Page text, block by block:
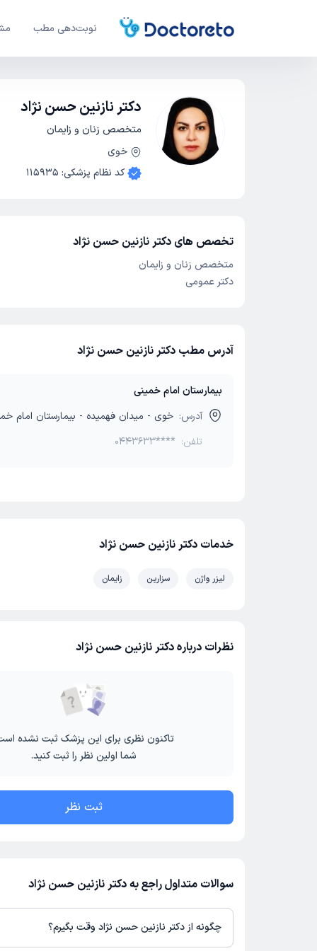
نوبت‌دهی مطب
دکتر نازنین حسن نژاد
متخصص زنان و زایمان
خوی
کد نظام پزشکی:
115935
تخصص های دکتر نازنین حسن نژاد
متخصص زنان و زایمان
دکتر عمومی
آدرس مطب دکتر نازنین حسن نژاد
بیمارستان امام خمینی
آدرس: خوی - میدان فهمیده - بیمارستان امام
تلفن: 0443633****
خدمات دکتر نازنین حسن نژاد
لیزر واژن سزارین زایمان
نظرات درباره دکتر نازنین حسن نژاد
تاکنون نظری برای این پزشک ثبت نشده
شما اولین نظر را ثبت کنید.
ثبت نظر
سوالات متداول راجع به دکتر نازنین حسن نژاد
چگونه از دکتر نازنین حسن نژاد وقت بگیرم؟